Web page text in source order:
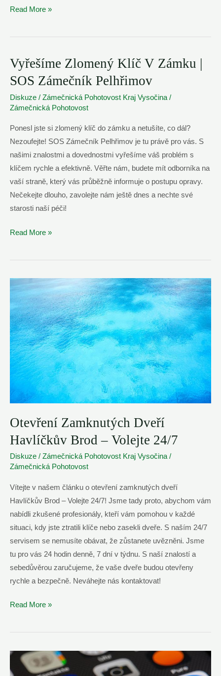
Vyřešíme
Klíč
Zámku
|
Zámečník
Brod
Read More »
Vyřešíme Zlomený Klíč V Zámku |
SOS Zámečník Pelhřimov
Diskuze / Zámečnická Pohotovost Kraj Vysočina /
Zámečnická Pohotovost
Ponesl jste si zlomený klíč do zámku a netušíte, co dál?
Nezoufejte! SOS Zámečník Pelhřimov je tu právě pro vás. S
našimi znalostmi a dovednostmi vyřešíme váš problém s
klíčem rychle a efektivně. Věřte nám, budete mít odborníka na
vaší straně, který vás průběžně informuje o postupu opravy.
Nečekejte dlouho, zavolejte nám ještě dnes a nechte své
starosti naší péči!
Vyřešíme
Klíč
Zámku
SOS
Zámečník
Pelhřimov
Read More »
Otevření Zamknutých Dveří
Havlíčkův Brod – Volejte 24/7
Diskuze / Zámečnická Pohotovost Kraj Vysočina /
Zámečnická Pohotovost
Vítejte v našem článku o otevření zamknutých dveří
Havlíčkův Brod – Volejte 24/7! Jsme tady proto, abychom vám
nabídli zkušené profesionály, kteří vám pomohou v každé
situaci, kdy jste ztratili klíče nebo zasekli dveře. S naším 24/7
servisem se nemusíte obávat, že zůstanete uvězněni. Jsme
tu pro vás 24 hodin denně, 7 dní v týdnu. S naší znalostí a
sebedůvěrou zaručujeme, že vaše dveře budou otevřeny
rychle a bezpečně. Neváhejte nás kontaktovat!
Otevření
Dveří
Brod
–
Read More »